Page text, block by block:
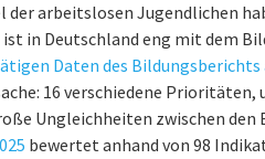
der arbeitslosen Jugendlichen
in Deutschland eng mit dem
Daten des Bildungsberichts
16 verschiedene Prioritäten,
Ungleichheiten zwischen den
bewertet anhand von 98